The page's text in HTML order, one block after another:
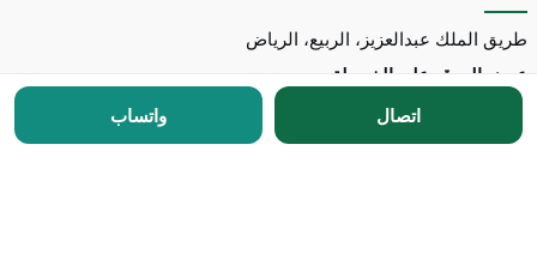
طريق الملك عبدالعزيز، الربيع، الرياض
عرض الموقع على الخريطة
مكتب توسط للاستقدام
اتصال واتساب